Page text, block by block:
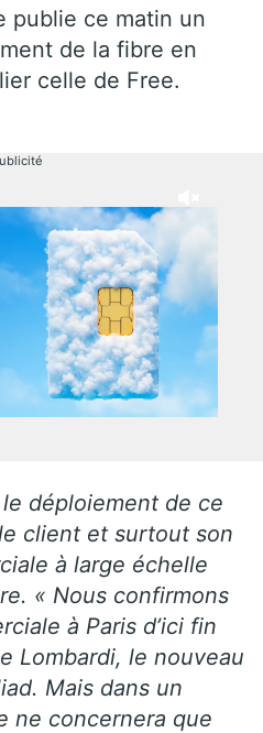
publie ce matin un
de la fibre en
celle de Free.
déploiement de ce
client et surtout son
à large échelle
« Nous confirmons
à Paris d’ici fin
Lombardi, le nouveau
Mais dans un
ne concernera que